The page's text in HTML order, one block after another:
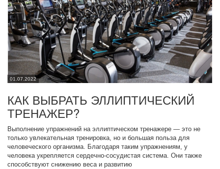
01.07.2022
КАК ВЫБРАТЬ ЭЛЛИПТИЧЕСКИЙ
ТРЕНАЖЕР?
Выполнение упражнений на эллиптическом тренажере — это не
только увлекательная тренировка, но и большая польза для
человеческого организма. Благодаря таким упражнениям, у
человека укрепляется сердечно-сосудистая система. Они также
способствуют снижению веса и развитию